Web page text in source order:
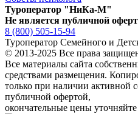
Туроператор "НиКа-М"
Не является публичной
8 (800) 505-15-94
Туроператор Семейного и
© 2013-2025 Все права
Все материалы сайта
средствами размещения.
только при наличии активной
публичной офертой,
окончательные цены